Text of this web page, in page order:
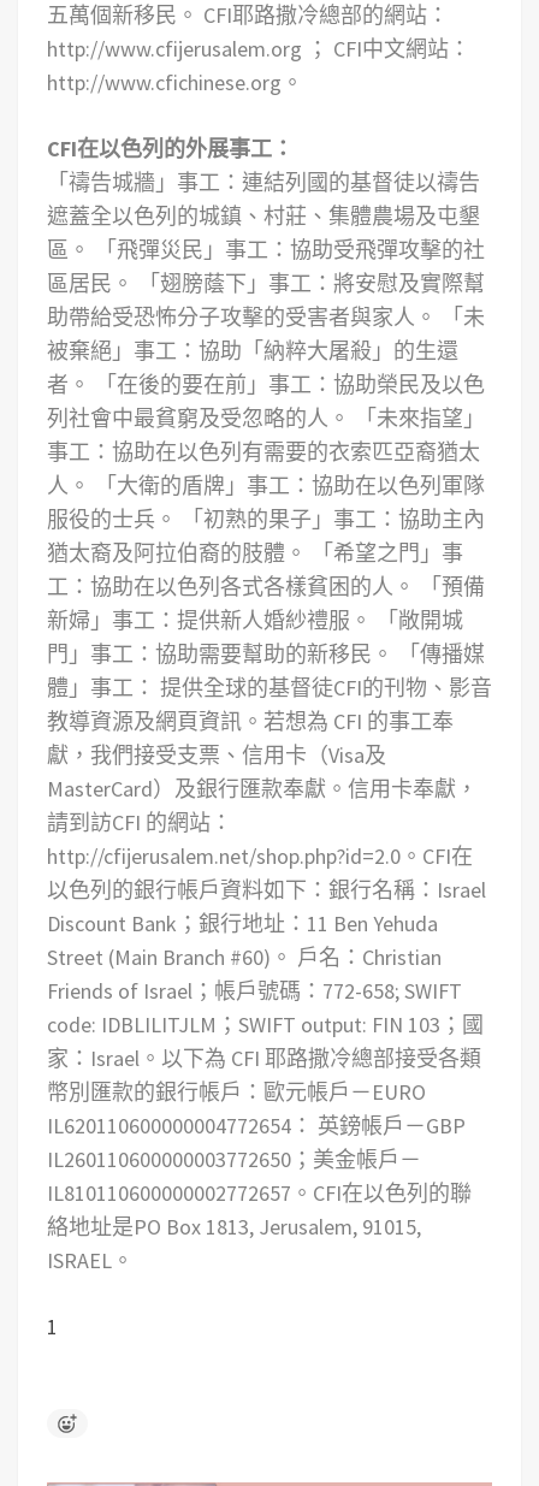
五萬個新移民。 CFI耶路撒冷總部的網站：
http://www.cfijerusalem.org ； CFI中文網站：
http://www.cfichinese.org。
CFI在以色列的外展事工：
「禱告城牆」事工：連結列國的基督徒以禱告
遮蓋全以色列的城鎮、村莊、集體農場及屯墾
區。
「飛彈災民」事工：協助受飛彈攻擊的社
區居民。
「翅膀蔭下」事工：將安慰及實際幫
助帶給受恐怖分子攻擊的受害者與家人。
「未
被棄絕」事工：協助「納粹大屠殺」的生還
者。
「在後的要在前」事工：協助榮民及以色
列社會中最貧窮及受忽略的人。
「未來指望」
事工：協助在以色列有需要的衣索匹亞裔猶太
人。
「大衛的盾牌」事工：協助在以色列軍隊
服役的士兵。
「初熟的果子」事工：協助主內
猶太裔及阿拉伯裔的肢體。
「希望之門」事
工：協助在以色列各式各樣貧困的人。
「預備
新婦」事工：提供新人婚紗禮服。
「敞開城
門」事工：協助需要幫助的新移民。
「傳播媒
體」事工： 提供全球的基督徒CFI的刊物、影音
教導資源及網頁資訊。 若想為 CFI 的事工奉
獻，我們接受支票、信用卡（Visa及
MasterCard）及銀行匯款奉獻。信用卡奉獻，
請到訪CFI 的網站：
http://cfijerusalem.net/shop.php?id=2.0。CFI在
以色列的銀行帳戶資料如下：銀行名稱：Israel
Discount Bank；銀行地址：11 Ben Yehuda
Street (Main Branch #60)。 戶名：Christian
Friends of Israel；帳戶號碼：772-658; SWIFT
code: IDBLILITJLM；SWIFT output: FIN 103；國
家：Israel。以下為 CFI 耶路撒冷總部接受各類
幣別匯款的銀行帳戶：歐元帳戶－EURO
IL620110600000004772654： 英鎊帳戶－GBP
IL260110600000003772650；美金帳戶－
IL810110600000002772657。CFI在以色列的聯
絡地址是PO Box 1813, Jerusalem, 91015,
ISRAEL。
1